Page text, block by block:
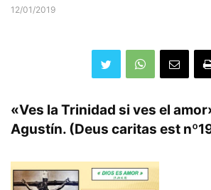
12/01/2019
«Ves la Trinidad si ves el
Agustín. (Deus caritas est